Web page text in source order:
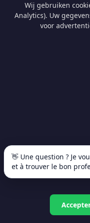
Wij gebruiken
Analytics). Uw
voor
étroites, oui.
évite les galères.
Quelle est la
Les tarifs sont
en semaine, et
août et fin de
souvent le
👋 Une question ? Je
et à trouver le bon